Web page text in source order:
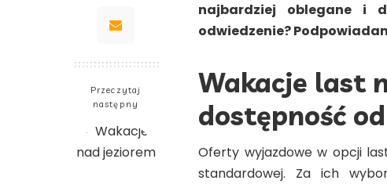
Przeczytaj
następny
najbardziej oblegane i
odwiedzenie?
Wakacje last
dostępność
Oferty wyjazdowe w opcji
standardowej. Za ich